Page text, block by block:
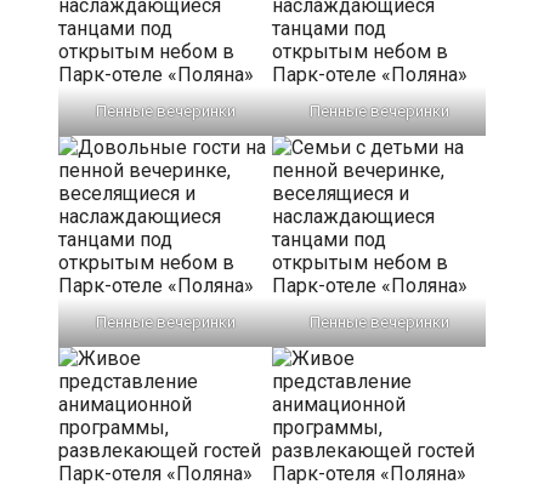
Пенные вечеринки Пенные вечеринки
Пенные вечеринки Пенные вечеринки